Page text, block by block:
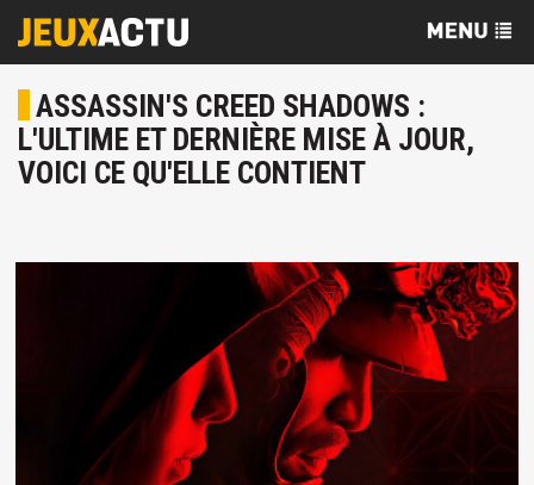
ASSASSIN'S CREED SHADOWS :
L'ULTIME ET DERNIÈRE MISE À JOUR,
VOICI CE QU'ELLE CONTIENT